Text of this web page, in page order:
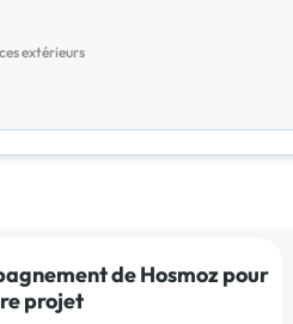
extérieurs
de Hosmoz pour
projet